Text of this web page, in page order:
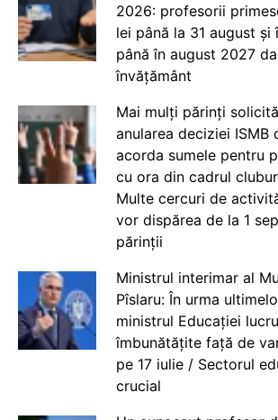
2026: profesorii
lei până la 31 august
până în august 2027
învățământ
Mai mulți părinți
anularea deciziei ISMB
acorda sumele pentru
cu ora din cadrul
Multe cercuri de
vor dispărea de la 1
părinții
Ministrul interimar al
Pîslaru: În urma
ministrul Educației
îmbunătățite față de
pe 17 iulie / Sectorul
crucial